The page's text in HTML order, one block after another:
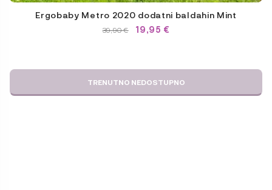
Ergobaby Metro 2020 dodatni baldahin Mint
39,90€
IZVIRNA
39,90 €.
19,95 €
TRENUTNO NEDOSTUPNO